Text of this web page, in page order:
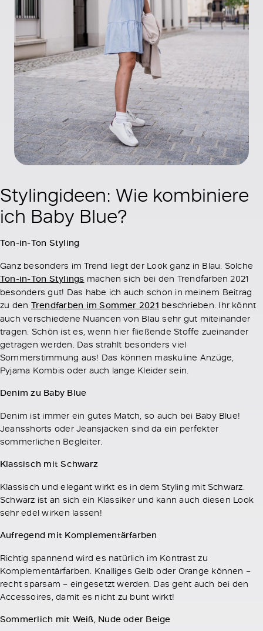
Stylingideen: Wie kombiniere
ich Baby Blue?
Ton-in-Ton Styling
Ganz besonders im Trend liegt der Look ganz in Blau. Solche
Ton-in-Ton Stylings machen sich bei den Trendfarben 2021
besonders gut! Das habe ich auch schon in meinem Beitrag
zu den Trendfarben im Sommer 2021 beschrieben. Ihr könnt
auch verschiedene Nuancen von Blau sehr gut miteinander
tragen. Schön ist es, wenn hier fließende Stoffe zueinander
getragen werden. Das strahlt besonders viel
Sommerstimmung aus! Das können maskuline Anzüge,
Pyjama Kombis oder auch lange Kleider sein.
Denim zu Baby Blue
Denim ist immer ein gutes Match, so auch bei Baby Blue!
Jeansshorts oder Jeansjacken sind da ein perfekter
sommerlichen Begleiter.
Klassisch mit Schwarz
Klassisch und elegant wirkt es in dem Styling mit Schwarz.
Schwarz ist an sich ein Klassiker und kann auch diesen Look
sehr edel wirken lassen!
Aufregend mit Komplementärfarben
Richtig spannend wird es natürlich im Kontrast zu
Komplementärfarben. Knalliges Gelb oder Orange können –
recht sparsam – eingesetzt werden. Das geht auch bei den
Accessoires, damit es nicht zu bunt wirkt!
Sommerlich mit Weiß, Nude oder Beige